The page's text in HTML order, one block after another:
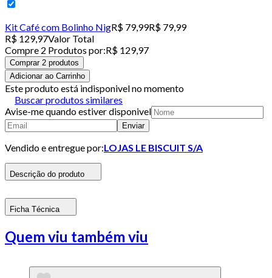
Kit Café com Bolinho NigR$ 79,99R$ 79,99
R$ 129,97Valor Total
Compre 2 Produtos por:R$ 129,97
Comprar 2 produtos
Adicionar ao Carrinho
Este produto está indisponivel no momento
Buscar produtos similares
Avise-me quando estiver disponivel
Enviar
Vendido e entregue por:LOJAS LE BISCUIT S/A
Descrição do produto
Ficha Técnica
Quem viu também viu